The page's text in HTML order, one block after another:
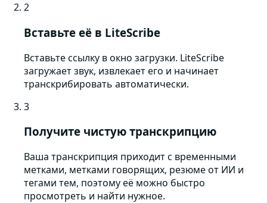
2
Вставьте её в LiteScribe
Вставьте ссылку в окно загрузки. LiteScribe
загружает звук, извлекает его и начинает
транскрибировать автоматически.
3
Получите чистую транскрипцию
Ваша транскрипция приходит с временными
метками, метками говорящих, резюме от ИИ и
тегами тем, поэтому её можно быстро
просмотреть и найти нужное.